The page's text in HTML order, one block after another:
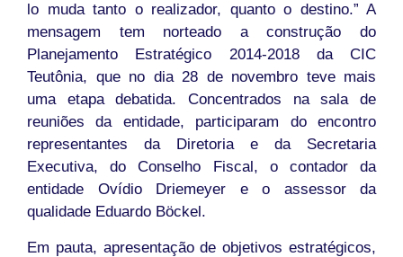
lo muda tanto o realizador, quanto o destino.” A
mensagem tem norteado a construção do
Planejamento Estratégico 2014-2018 da CIC
Teutônia, que no dia 28 de novembro teve mais
uma etapa debatida. Concentrados na sala de
reuniões da entidade, participaram do encontro
representantes da Diretoria e da Secretaria
Executiva, do Conselho Fiscal, o contador da
entidade Ovídio Driemeyer e o assessor da
qualidade Eduardo Böckel.
Em pauta, apresentação de objetivos estratégicos,